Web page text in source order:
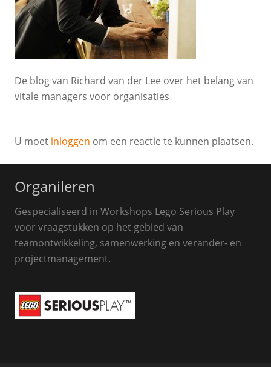
De blog van Richard van der Lee over het belang van
vitale managers voor organisaties
U moet inloggen om een reactie te kunnen plaatsen.
Organileren
Gespecialiseerd in Workshops Lego Serious Play
voor vraagstukken op het gebied van
teamontwikkeling, samenwerking en verander- en
projectmanagement.